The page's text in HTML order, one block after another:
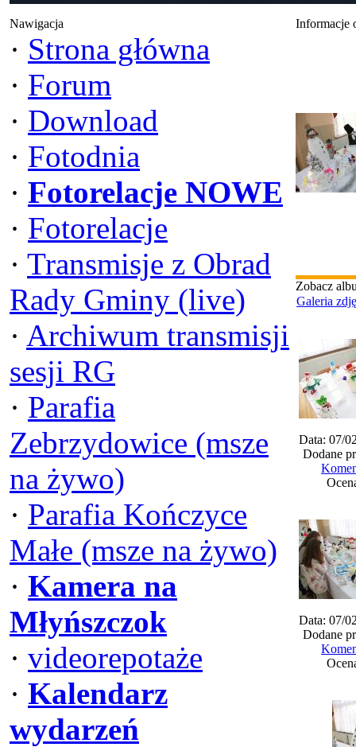
Nawigacja
· Strona główna
· Forum
· Download
· Fotodnia
· Fotorelacje NOWE
· Fotorelacje
· Transmisje z Obrad
Rady Gminy (live)
· Archiwum transmisji
sesji RG
· Parafia
Zebrzydowice (msze
na żywo)
· Parafia Kończyce
Małe (msze na żywo)
· Kamera na
Młyńszczok
· videorepotaże
· Kalendarz
wydarzeń
Informacje
Zobacz
Galeria
Data: 07/
Dodane
Data: 07/
Dodane